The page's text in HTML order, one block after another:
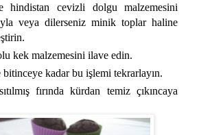
hindistan cevizli dolgu malzemesini
veya dilerseniz minik toplar haline
kek malzemesini ilave edin.
kadar bu işlemi tekrarlayın.
fırında kürdan temiz çıkıncaya